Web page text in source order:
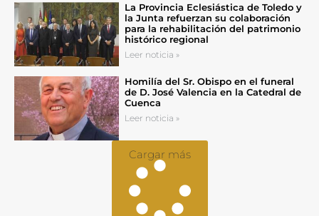
La Provincia Eclesiástica de Toledo y
la Junta refuerzan su colaboración
para la rehabilitación del patrimonio
histórico regional
Leer noticia »
Homilía del Sr. Obispo en el funeral
de D. José Valencia en la Catedral de
Cuenca
Leer noticia »
Cargar más